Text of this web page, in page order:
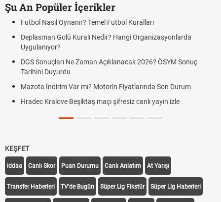
Şu An Popüler İçerikler
Futbol Nasıl Oynanır? Temel Futbol Kuralları
Deplasman Golü Kuralı Nedir? Hangi Organizasyonlarda
Uygulanıyor?
DGS Sonuçları Ne Zaman Açıklanacak 2026? ÖSYM Sonuç
Tarihini Duyurdu
Mazota İndirim Var mı? Motorin Fiyatlarında Son Durum
Hradec Kralove Beşiktaş maçı şifresiz canlı yayın izle
KEŞFET
iddaa Canlı Skor Puan Durumu Canlı Anlatım At Yarışı
Transfer Haberleri TV'de Bugün Süper Lig Fikstür Süper Lig Haberleri